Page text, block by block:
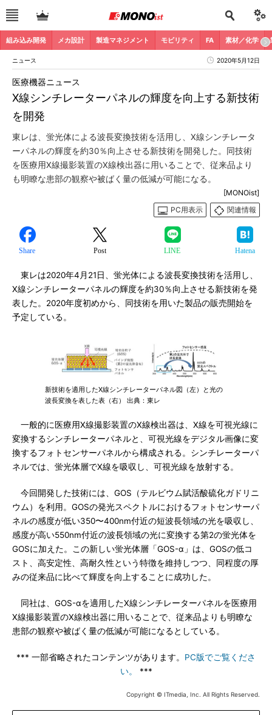
組み込み開発 メカ設計 製造マネジメント モビリティ FA 素材／化学
ニュース 2020年5月12日
X線シンチレーターパネルの輝度を向上する新技術
を開発
医療機器ニュース
東レは、蛍光体による波長変換技術を活用し、X線シンチレータ
ーパネルの輝度を約30％向上させる新技術を開発した。同技術
を医療用X線撮影装置のX線検出器に用いることで、従来品より
も明瞭な患部の観察や被ばく量の低減が可能になる。
[MONOist]
PC用表示
関連情報
Share Post LINE Hatena
東レは2020年4月21日、蛍光体による波長変換技術を活用し、
X線シンチレーターパネルの輝度を約30％向上させる新技術を発
表した。2020年度初めから、同技術を用いた製品の販売開始を
予定している。
新技術を適用したX線シンチレーターパネル図（左）と光の
波長変換を表した表（右） 出典：東レ
一般的に医療用X線撮影装置のX線検出器は、X線を可視光線に
変換するシンチレーターパネルと、可視光線をデジタル画像に変
換するフォトセンサーパネルから構成される。シンチレーターパ
ネルでは、蛍光体層でX線を吸収し、可視光線を放射する。
今回開発した技術には、GOS（テルビウム賦活酸硫化ガドリニ
ウム）を利用。GOSの発光スペクトルにおけるフォトセンサーパ
ネルの感度が低い350〜400nm付近の短波長領域の光を吸収し、
感度が高い550nm付近の波長領域の光に変換する第2の蛍光体を
GOSに加えた。この新しい蛍光体層「GOS-α」は、GOSの低コ
スト、高安定性、高耐久性という特徴を維持しつつ、同程度の厚
みの従来品に比べて輝度を向上することに成功した。
同社は、GOS-αを適用したX線シンチレーターパネルを医療用
X線撮影装置のX線検出器に用いることで、従来品よりも明瞭な
患部の観察や被ばく量の低減が可能になるとしている。
*** 一部省略されたコンテンツがあります。 PC版でご覧くださ
い。
***
Copyright © ITmedia, Inc. All Rights Reserved.